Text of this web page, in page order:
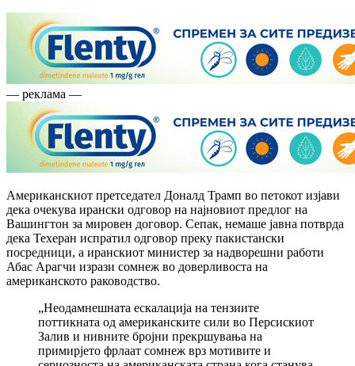
— реклама —
Американскиот претседател Доналд Трамп во петокот изјави
дека очекува ирански одговор на најновиот предлог на
Вашингтон за мировен договор. Сепак, немаше јавна потврда
дека Техеран испратил одговор преку пакистански
посредници, а иранскиот министер за надворешни работи
Абас Арагчи изрази сомнеж во доверливоста на
американското раководство.
„Неодамнешната ескалација на тензиите
поттикната од американските сили во Персискиот
Залив и нивните бројни прекршувања на
примирјето фрлаат сомнеж врз мотивите и